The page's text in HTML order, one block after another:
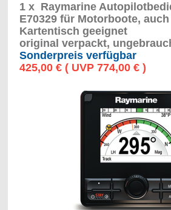
1 x Raymarine
E70329 für Motorboote,
Kartentisch geeignet
original verpackt,
Sonderpreis verfügbar
425,00 € ( UVP 774,00 € )